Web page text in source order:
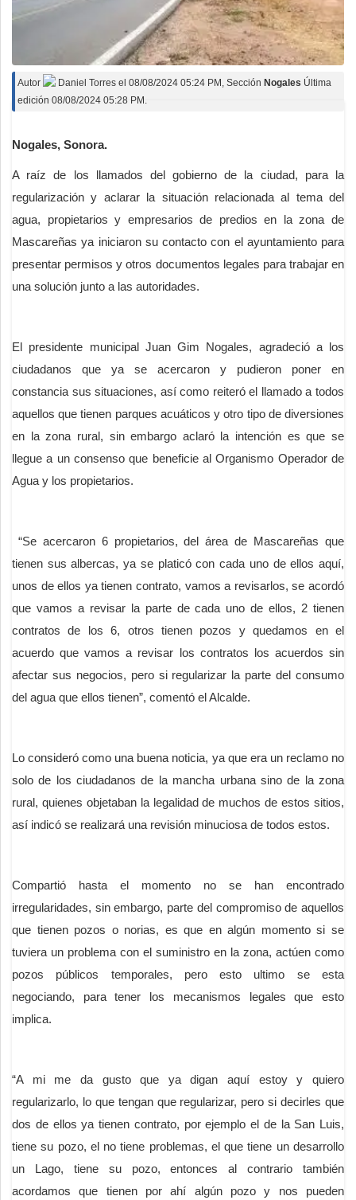
Autor Daniel Torres el 08/08/2024 05:24 PM , Sección Nogales Última
edición 08/08/2024 05:28 PM.
Nogales, Sonora.
A raíz de los llamados del gobierno de la ciudad, para la
regularización y aclarar la situación relacionada al tema del
agua, propietarios y empresarios de predios en la zona de
Mascareñas ya iniciaron su contacto con el ayuntamiento para
presentar permisos y otros documentos legales para trabajar en
una solución junto a las autoridades.
El presidente municipal Juan Gim Nogales, agradeció a los
ciudadanos que ya se acercaron y pudieron poner en
constancia sus situaciones, así como reiteró el llamado a todos
aquellos que tienen parques acuáticos y otro tipo de diversiones
en la zona rural, sin embargo aclaró la intención es que se
llegue a un consenso que beneficie al Organismo Operador de
Agua y los propietarios.
“Se acercaron 6 propietarios, del área de Mascareñas que
tienen sus albercas, ya se platicó con cada uno de ellos aquí,
unos de ellos ya tienen contrato, vamos a revisarlos, se acordó
que vamos a revisar la parte de cada uno de ellos, 2 tienen
contratos de los 6, otros tienen pozos y quedamos en el
acuerdo que vamos a revisar los contratos los acuerdos sin
afectar sus negocios, pero si regularizar la parte del consumo
del agua que ellos tienen”, comentó el Alcalde.
Lo consideró como una buena noticia, ya que era un reclamo no
solo de los ciudadanos de la mancha urbana sino de la zona
rural, quienes objetaban la legalidad de muchos de estos sitios,
así indicó se realizará una revisión minuciosa de todos estos.
Compartió hasta el momento no se han encontrado
irregularidades, sin embargo, parte del compromiso de aquellos
que tienen pozos o norias, es que en algún momento si se
tuviera un problema con el suministro en la zona, actúen como
pozos públicos temporales, pero esto ultimo se esta
negociando, para tener los mecanismos legales que esto
implica.
“A mi me da gusto que ya digan aquí estoy y quiero
regularizarlo, lo que tengan que regularizar, pero si decirles que
dos de ellos ya tienen contrato, por ejemplo el de la San Luis,
tiene su pozo, el no tiene problemas, el que tiene un desarrollo
un Lago, tiene su pozo, entonces al contrario también
acordamos que tienen por ahí algún pozo y nos pueden